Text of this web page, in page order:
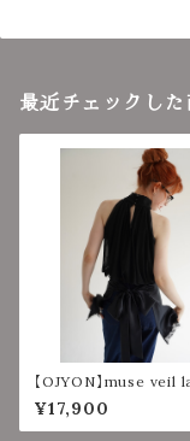
最近チェックし
【OJYON】muse veil
top 【BLACK】
¥17,900